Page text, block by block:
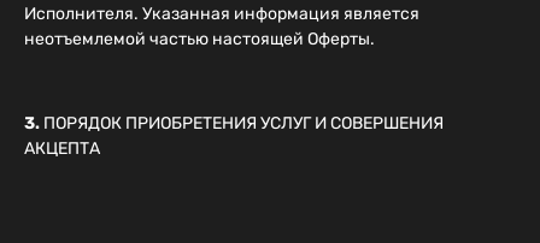
Исполнителя. Указанная информация является
неотъемлемой частью настоящей Оферты.
3. ПОРЯДОК ПРИОБРЕТЕНИЯ УСЛУГ И СОВЕРШЕНИЯ
АКЦЕПТА